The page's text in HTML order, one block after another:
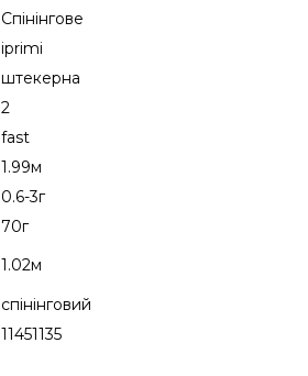
Спінінгове
iprimi
штекерна
2
fast
1.99м
0.6-3г
70г
1.02м
спінінговий
11451135